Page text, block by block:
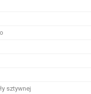
sztywnej